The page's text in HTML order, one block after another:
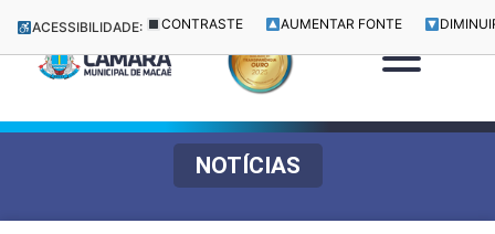
ACESSIBILIDADE: CONTRASTE AUMENTAR FONTE
NOTÍCIAS